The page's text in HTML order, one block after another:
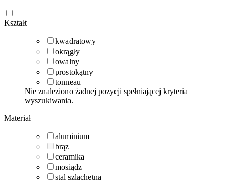
Kształt
kwadratowy
okrągły
owalny
prostokątny
tonneau
Nie znaleziono żadnej pozycji spełniającej kryteria
wyszukiwania.
Materiał
aluminium
brąz
ceramika
mosiądz
stal szlachetna